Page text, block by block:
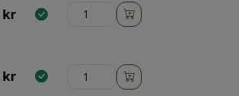
kr
kr